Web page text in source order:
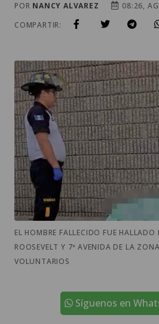
POR NANCY ALVAREZ
08:26,
COMPARTIR:
EL HOMBRE FALLECIDO FUE
ROOSEVELT Y 7ª AVENIDA DE LA
VOLUNTARIOS
Síguenos en